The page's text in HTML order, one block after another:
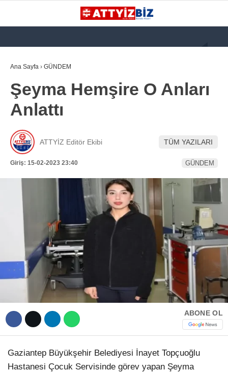
WhatsApp İhbar
Hattı
Facebook
Youtube
KATEGORİLER
GÜNDEM
KPSS
ATT
PARAMEDİK (AABT)
STK
İLANLAR
TERCİH ROBOTU
Ana Sayfa › GÜNDEM
Şeyma Hemşire O Anları
Anlattı
ATTYİZ Editör Ekibi TÜM YAZILARI
Giriş: 15-02-2023 23:40 GÜNDEM
ABONE OL
Gaziantep Büyükşehir Belediyesi İnayet Topçuoğlu
Hastanesi Çocuk Servisinde görev yapan Şeyma